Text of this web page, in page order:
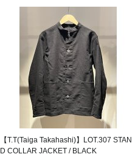
【T.T(Taiga Takahashi)】LOT.307 STAN
D COLLAR JACKET / BLACK